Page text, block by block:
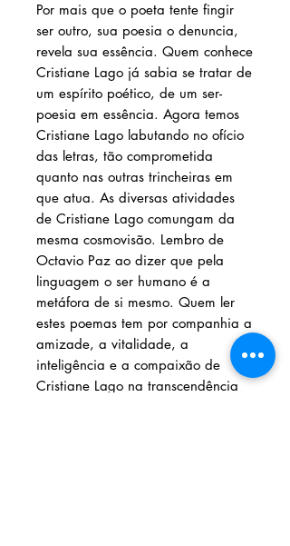
Por mais que o poeta tente fingir
ser outro, sua poesia o denuncia,
revela sua essência. Quem conhece
Cristiane Lago já sabia se tratar de
um espírito poético, de um ser-
poesia em essência. Agora temos
Cristiane Lago labutando no ofício
das letras, tão comprometida
quanto nas outras trincheiras em
que atua. As diversas atividades
de Cristiane Lago comungam da
mesma cosmovisão. Lembro de
Octavio Paz ao dizer que pela
linguagem o ser humano é a
metáfora de si mesmo. Quem ler
estes poemas tem por companhia a
amizade, a vitalidade, a
inteligência e a compaixão de
Cristiane Lago na transcendência